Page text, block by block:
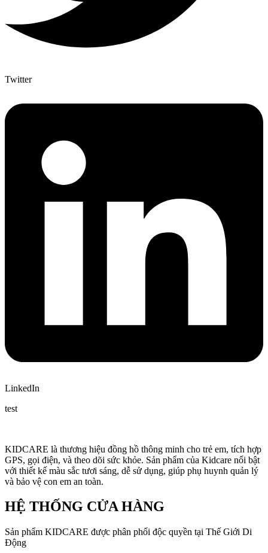
Twitter
LinkedIn
test
KIDCARE là thương hiệu đồng hồ thông minh cho trẻ em, tích hợp
GPS, gọi điện, và theo dõi sức khỏe. Sản phẩm của Kidcare nổi bật
với thiết kế màu sắc tươi sáng, dễ sử dụng, giúp phụ huynh quản lý
và bảo vệ con em an toàn.
HỆ THỐNG CỬA HÀNG
Sản phẩm KIDCARE được phân phối độc quyền tại Thế Giới Di
Động